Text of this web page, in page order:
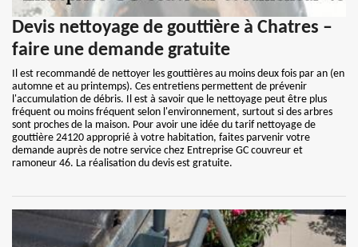
Devis nettoyage de gouttière à Chatres –
faire une demande gratuite
Il est recommandé de nettoyer les gouttières au moins deux fois par an (en
automne et au printemps). Ces entretiens permettent de prévenir
l'accumulation de débris. Il est à savoir que le nettoyage peut être plus
fréquent ou moins fréquent selon l'environnement, surtout si des arbres
sont proches de la maison. Pour avoir une idée du tarif nettoyage de
gouttière 24120 approprié à votre habitation, faites parvenir votre
demande auprès de notre service chez Entreprise GC couvreur et
ramoneur 46. La réalisation du devis est gratuite.